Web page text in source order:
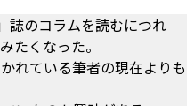
誌のコラムを読むにつれ
たくなった。
れている筆者の現在よりも